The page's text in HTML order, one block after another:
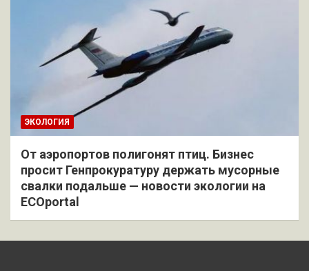
ЭКОЛОГИЯ
От аэропортов полигонят птиц. Бизнес
просит Генпрокуратуру держать мусорные
свалки подальше — новости экологии на
ECOportal